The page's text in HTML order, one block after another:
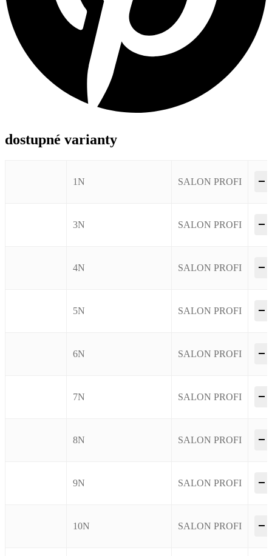
dostupné varianty
1N SALON PROFI
–
3N SALON PROFI
–
4N SALON PROFI
–
5N SALON PROFI
–
6N SALON PROFI
–
7N SALON PROFI
–
8N SALON PROFI
–
9N SALON PROFI
–
10N SALON PROFI
–